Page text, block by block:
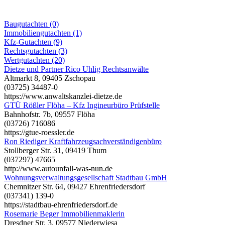
Baugutachten (0)
Immobiliengutachten (1)
Kfz-Gutachten (9)
Rechtsgutachten (3)
Wertgutachten (20)
Dietze und Partner Rico Uhlig Rechtsanwälte
Altmarkt 8, 09405 Zschopau
(03725) 34487-0
https://www.anwaltskanzlei-dietze.de
GTÜ Rößler Flöha – Kfz Ingineurbüro Prüfstelle
Bahnhofstr. 7b, 09557 Flöha
(03726) 716086
https://gtue-roessler.de
Ron Riediger Kraftfahrzeugsachverständigenbüro
Stollberger Str. 31, 09419 Thum
(037297) 47665
http://www.autounfall-was-nun.de
Wohnungsverwaltungsgesellschaft Stadtbau GmbH
Chemnitzer Str. 64, 09427 Ehrenfriedersdorf
(037341) 139-0
https://stadtbau-ehrenfriedersdorf.de
Rosemarie Beger Immobilienmaklerin
Dresdner Str. 3, 09577 Niederwiesa